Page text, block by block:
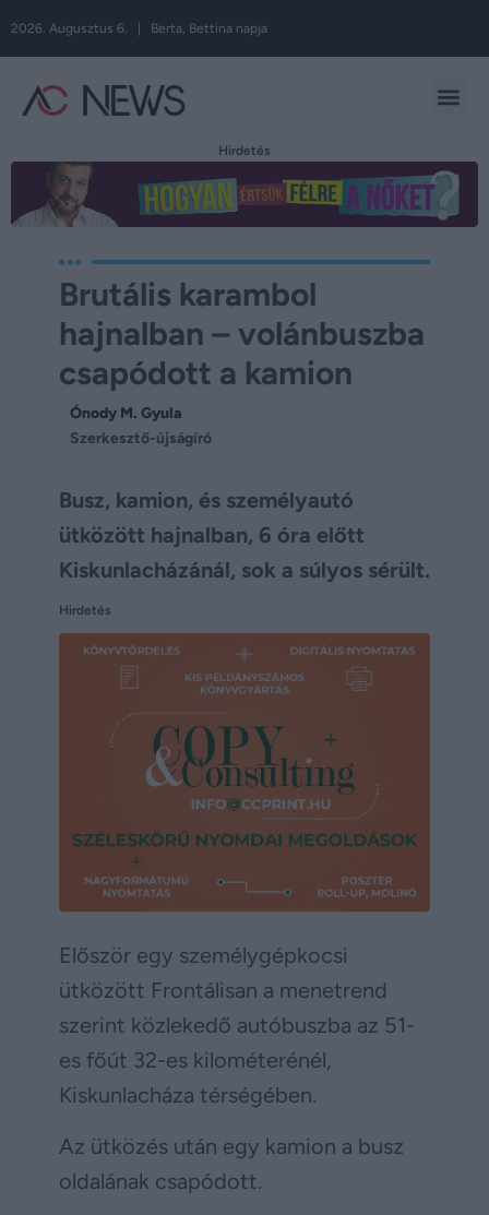
2026. Augusztus 6. | Berta, Bettina napja
Hirdetés
Brutális karambol
hajnalban – volánbuszba
csapódott a kamion
Ónody M. Gyula
Szerkesztő-újságíró
Busz, kamion, és személyautó
ütközött hajnalban, 6 óra előtt
Kiskunlacházánál, sok a súlyos sérült.
Hirdetés
Először egy személygépkocsi
ütközött Frontálisan a menetrend
szerint közlekedő autóbuszba az 51-
es főút 32-es kilométerénél,
Kiskunlacháza térségében.
Az ütközés után egy kamion a busz
oldalának csapódott.